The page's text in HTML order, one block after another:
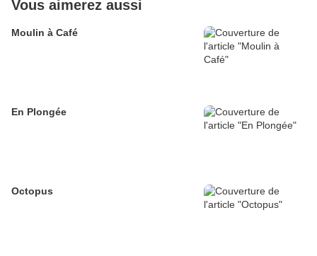
Vous aimerez aussi
Moulin à Café
En Plongée
Octopus